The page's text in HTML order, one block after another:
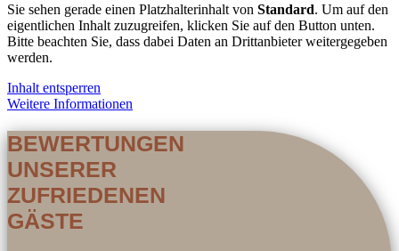
Sie sehen gerade einen Platzhalterinhalt von Standard. Um auf den
eigentlichen Inhalt zuzugreifen, klicken Sie auf den Button unten.
Bitte beachten Sie, dass dabei Daten an Drittanbieter weitergegeben
werden.
Inhalt entsperren
Weitere Informationen
BEWERTUNGEN
UNSERER
ZUFRIEDENEN
GÄSTE